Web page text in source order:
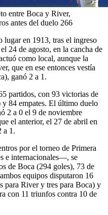
entre Boca y River,
antes del duelo 266
en 1913, tras el ingreso
24 de agosto, en la cancha de
como local, aunque la
que en ese entonces vestía
ganó 2 a 1.
partidos, con 93 victorias de
84 empates. El último duelo
2 a 0 el 9 de noviembre
el anterior, el 27 de abril en
a 1.
por el torneo de Primera
e internacionales—, se
de Boca (294 goles), 73 de
equipos disputaron 16
para River y tres para Boca) y
con 11 triunfos contra 10 de